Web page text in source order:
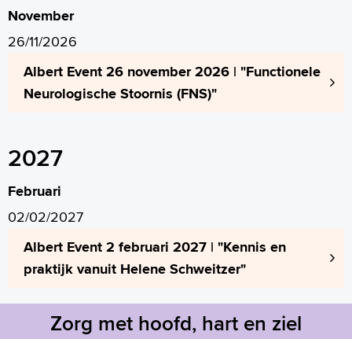
November
26/11/2026
Albert Event 26 november 2026 | "Functionele
Neurologische Stoornis (FNS)"
2027
Februari
02/02/2027
Albert Event 2 februari 2027 | "Kennis en
praktijk vanuit Helene Schweitzer"
Zorg met hoofd, hart en ziel